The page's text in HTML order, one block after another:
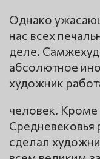
Однако
нас всех
деле.
абсолютное
художник
человек.
Средневековья
сделал